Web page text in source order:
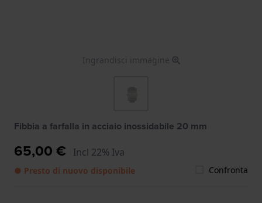
Ingrandisci immagine
Fibbia a farfalla in acciaio inossidabile 20 mm
65,00 € Incl 22% Iva
● Presto di nuovo disponibile Confronta